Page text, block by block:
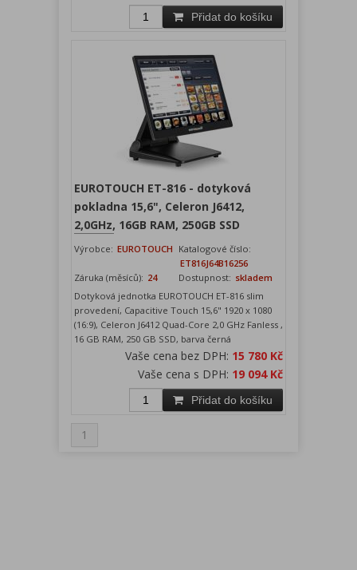
Přidat do košíku
EUROTOUCH ET-816 - dotyková
pokladna 15,6", Celeron J6412,
2,0GHz, 16GB RAM, 250GB SSD
Výrobce: EUROTOUCH Katalogové číslo:
ET816J64B16256
Záruka (měsíců): 24 Dostupnost: skladem
Dotyková jednotka EUROTOUCH ET-816 slim
provedení, Capacitive Touch 15,6" 1920 x 1080
(16:9), Celeron J6412 Quad-Core 2,0 GHz Fanless ,
16 GB RAM, 250 GB SSD, barva černá
Vaše cena bez DPH: 15 780 Kč
Vaše cena s DPH: 19 094 Kč
Přidat do košíku
1